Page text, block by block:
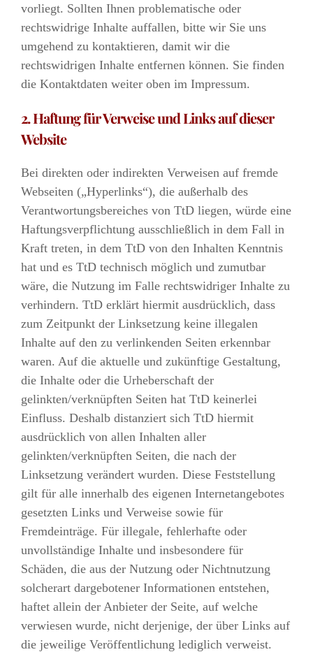
vorliegt. Sollten Ihnen problematische oder
rechtswidrige Inhalte auffallen, bitte wir Sie uns
umgehend zu kontaktieren, damit wir die
rechtswidrigen Inhalte entfernen können. Sie finden
die Kontaktdaten weiter oben im Impressum.
2. Haftung für Verweise und Links auf dieser
Website
Bei direkten oder indirekten Verweisen auf fremde
Webseiten („Hyperlinks“), die außerhalb des
Verantwortungsbereiches von TtD liegen, würde eine
Haftungsverpflichtung ausschließlich in dem Fall in
Kraft treten, in dem TtD von den Inhalten Kenntnis
hat und es TtD technisch möglich und zumutbar
wäre, die Nutzung im Falle rechtswidriger Inhalte zu
verhindern. TtD erklärt hiermit ausdrücklich, dass
zum Zeitpunkt der Linksetzung keine illegalen
Inhalte auf den zu verlinkenden Seiten erkennbar
waren. Auf die aktuelle und zukünftige Gestaltung,
die Inhalte oder die Urheberschaft der
gelinkten/verknüpften Seiten hat TtD keinerlei
Einfluss. Deshalb distanziert sich TtD hiermit
ausdrücklich von allen Inhalten aller
gelinkten/verknüpften Seiten, die nach der
Linksetzung verändert wurden. Diese Feststellung
gilt für alle innerhalb des eigenen Internetangebotes
gesetzten Links und Verweise sowie für
Fremdeinträge. Für illegale, fehlerhafte oder
unvollständige Inhalte und insbesondere für
Schäden, die aus der Nutzung oder Nichtnutzung
solcherart dargebotener Informationen entstehen,
haftet allein der Anbieter der Seite, auf welche
verwiesen wurde, nicht derjenige, der über Links auf
die jeweilige Veröffentlichung lediglich verweist.